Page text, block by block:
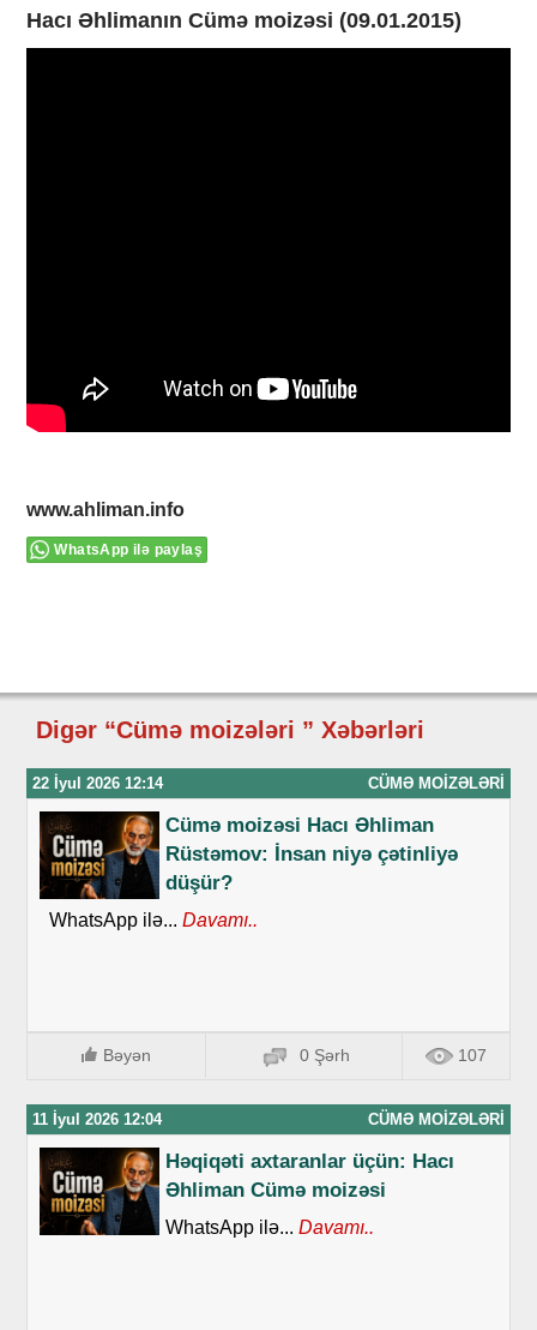
Hacı Əhlimanın Cümə moizəsi (09.01.2015)
www.ahliman.info
WhatsApp ilə paylaş
Digər “Cümə moizələri ” Xəbərləri
22 İyul 2026 12:14 CÜMƏ MOIZƏLƏRI
Cümə moizəsi Hacı Əhliman
Rüstəmov: İnsan niyə çətinliyə
düşür?
WhatsApp ilə... Davamı..
Bəyən 0 Şərh 107
11 İyul 2026 12:04 CÜMƏ MOIZƏLƏRI
Həqiqəti axtaranlar üçün: Hacı
Əhliman Cümə moizəsi
WhatsApp ilə... Davamı..